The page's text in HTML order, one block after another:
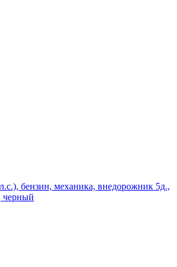
бензин, механика, внедорожник 5д.,
черный